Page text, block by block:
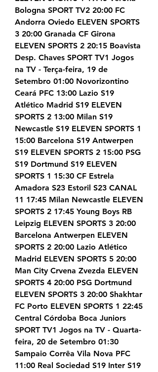
Bologna SPORT TV2 20:00 FC
Andorra Oviedo ELEVEN SPORTS
3 20:00 Granada CF Girona
ELEVEN SPORTS 2 20:15 Boavista
Desp. Chaves SPORT TV1 Jogos
na TV - Terça-feira, 19 de
Setembro 01:00 Novorizontino
Ceará PFC 13:00 Lazio S19
Atlético Madrid S19 ELEVEN
SPORTS 2 13:00 Milan S19
Newcastle S19 ELEVEN SPORTS 1
15:00 Barcelona S19 Antwerpen
S19 ELEVEN SPORTS 2 15:00 PSG
S19 Dortmund S19 ELEVEN
SPORTS 1 15:30 CF Estrela
Amadora S23 Estoril S23 CANAL
11 17:45 Milan Newcastle ELEVEN
SPORTS 2 17:45 Young Boys RB
Leipzig ELEVEN SPORTS 3 20:00
Barcelona Antwerpen ELEVEN
SPORTS 2 20:00 Lazio Atlético
Madrid ELEVEN SPORTS 5 20:00
Man City Crvena Zvezda ELEVEN
SPORTS 4 20:00 PSG Dortmund
ELEVEN SPORTS 3 20:00 Shakhtar
FC Porto ELEVEN SPORTS 1 22:45
Central Córdoba Boca Juniors
SPORT TV1 Jogos na TV - Quarta-
feira, 20 de Setembro 01:30
Sampaio Corrêa Vila Nova PFC
11:00 Real Sociedad S19 Inter S19